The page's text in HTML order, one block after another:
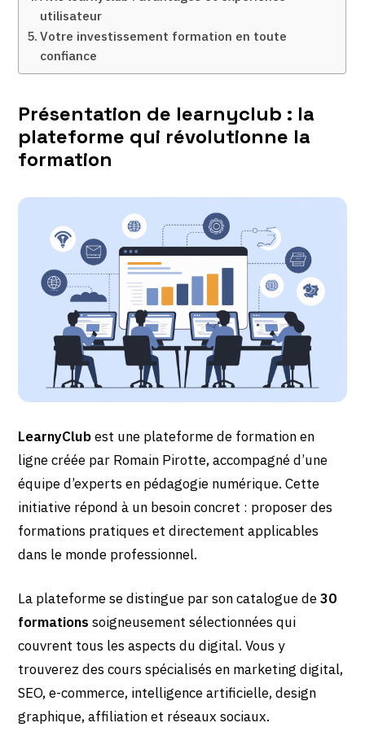
utilisateur
Votre investissement formation en toute
confiance
Présentation de learnyclub : la
plateforme qui révolutionne la
formation
LearnyClubest une plateforme de formation en
ligne créée par Romain Pirotte, accompagné d’une
équipe d’experts en pédagogie numérique. Cette
initiative répond à un besoin concret : proposer des
formations pratiques et directement applicables
dans le monde professionnel.
La plateforme se distingue par son catalogue de30
formations soigneusement sélectionnées qui
couvrent tous les aspects du digital. Vous y
trouverez des cours spécialisés en marketing digital,
SEO, e-commerce, intelligence artificielle, design
graphique, affiliation et réseaux sociaux.